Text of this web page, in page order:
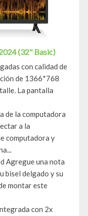
(32" Basic)
con calidad de
de 1366*768
La pantalla
de la computadora
a la
computadora y
Agregue una nota
bisel delgado y su
montar este
con 2x